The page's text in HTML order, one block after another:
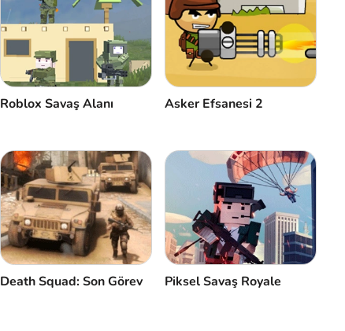
Roblox Savaş Alanı Asker Efsanesi 2
Death Squad: Son Görev Piksel Savaş Royale